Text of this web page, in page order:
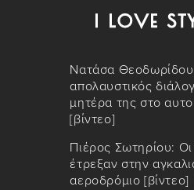
Νατάσα
απολαυστικός
μητέρα της στο
[βίντεο]
Πιέρος Σωτηρίου: Οι
έτρεξαν στην
αεροδρόμιο [βίντεο]